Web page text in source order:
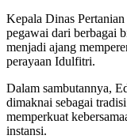
Kepala Dinas
pegawai dari berbagai
menjadi ajang
perayaan Idulfitri.
Dalam sambutannya,
dimaknai sebagai
memperkuat
instansi.